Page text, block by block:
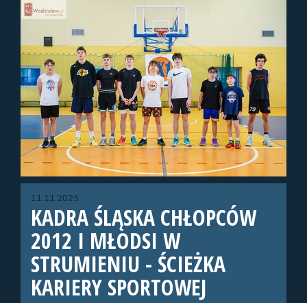
11.11.2025
KADRA ŚLĄSKA CHŁOPCÓW
2012 I MŁODSI W
STRUMIENIU - ŚCIEŻKA
KARIERY SPORTOWEJ